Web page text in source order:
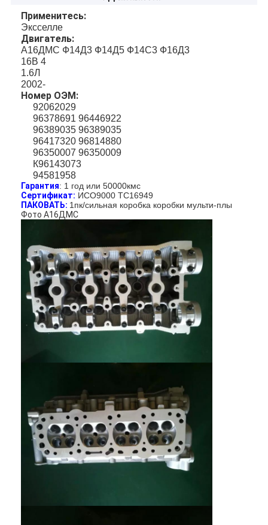
Применитесь:
Эксселле
Двигатель:
А16ДМС Ф14Д3 Ф14Д5 Ф14С3 Ф16Д3
16В 4
1.6Л
2002-
Номер ОЭМ:
92062029
96378691 96446922
96389035 96389035
96417320 96814880
96350007 96350009
К96143073
94581958
Гарантия: 1 год или 50000кмс
Сертификат: ИСО9000 ТС16949
ПАКОВАТЬ: 1пк/сильная коробка коробки мульти-плы
Фото А16ДМС